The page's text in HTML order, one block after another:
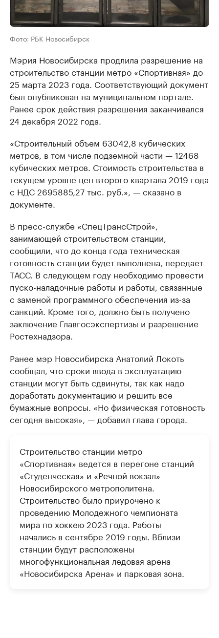
Фото: РБК Новосибирск
Мэрия Новосибирска продлила разрешение на
строительство станции метро «Спортивная» до
25 марта 2023 года. Соответствующий документ
был опубликован на муниципальном портале.
Ранее срок действия разрешения заканчивался
24 декабря 2022 года.
«Строительный объем 63042,8 кубических
метров, в том числе подземной части — 12468
кубических метров. Стоимость строительства в
текущем уровне цен второго квартала 2019 года
с НДС 2695885,27 тыс. руб.», — сказано в
документе.
В пресс-службе «СпецТрансСтрой»,
занимающей строительством станции,
сообщили, что до конца года техническая
готовность станции будет выполнена, передает
ТАСС. В следующем году необходимо провести
пуско-наладочные работы и работы, связанные
с заменой программного обеспечения из-за
санкций. Кроме того, должно быть получено
заключение Главгосэкспертизы и разрешение
Ростехнадзора.
Ранее мэр Новосибирска Анатолий Локоть
сообщал, что сроки ввода в эксплуатацию
станции могут быть сдвинуты, так как надо
доработать документацию и решить все
бумажные вопросы. «Но физическая готовность
сегодня высокая», — добавил глава города.
Строительство станции метро
«Спортивная» ведется в перегоне станций
«Студенческая» и «Речной вокзал»
Новосибирского метрополитена.
Строительство было приурочено к
проведению Молодежного чемпионата
мира по хоккею 2023 года. Работы
начались в сентябре 2019 годы. Вблизи
станции будут расположены
многофункциональная ледовая арена
«Новосибирска Арена» и парковая зона.